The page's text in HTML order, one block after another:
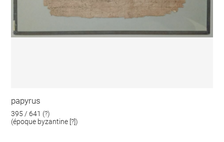
papyrus
395 / 641 (?)
(époque byzantine [?])